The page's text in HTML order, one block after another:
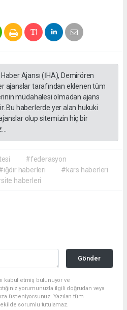
Ajansı (İHA), Demirören
ajanslar tarafından eklenen tüm
müdahalesi olmadan ajans
Bu haberlerde yer alan hukuki
olup sitemizin hiç bir
#federasyon
haberleri
#kars haberleri
haberleri
Gönder
kabul etmiş bulunuyor ve
yorumunuzla ilgili doğrudan veya
üstleniyorsunuz. Yazılan tüm
sorumlu tutulamaz.